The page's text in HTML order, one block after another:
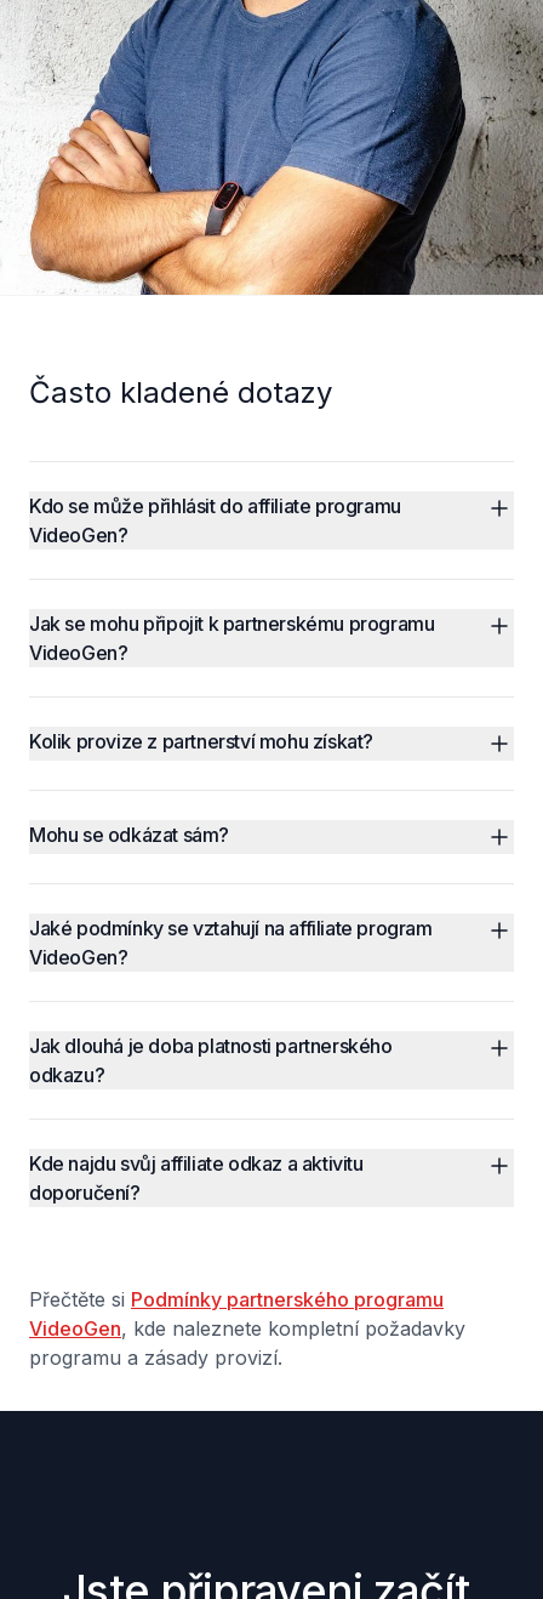
Často kladené dotazy
Kdo se může přihlásit do affiliate programu
VideoGen?
Jak se mohu připojit k partnerskému programu
VideoGen?
Kolik provize z partnerství mohu získat?
Mohu se odkázat sám?
Jaké podmínky se vztahují na affiliate program
VideoGen?
Jak dlouhá je doba platnosti partnerského
odkazu?
Kde najdu svůj affiliate odkaz a aktivitu
doporučení?
Přečtěte si Podmínky partnerského programu
VideoGen, kde naleznete kompletní požadavky
programu a zásady provizí.